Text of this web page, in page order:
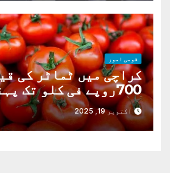
قومی امور
کراچی میں ٹماٹر کی
700روپے فی کلو تک پہنچ گئی
اکتوبر 19, 2025